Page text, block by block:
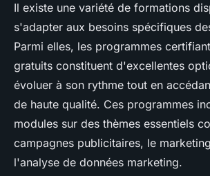
Il existe une variété de formations
s'adapter aux besoins spécifiques
Parmi elles, les programmes
gratuits constituent d'excellentes
évoluer à son rythme tout en
de haute qualité. Ces programmes
modules sur des thèmes essentiels
campagnes publicitaires, le
l'analyse de données marketing.